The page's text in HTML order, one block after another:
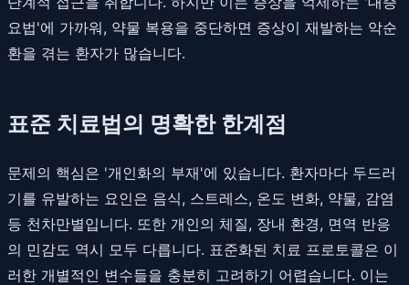
요법'에 가까워, 약물 복용을 중단하면 증상이 재발하는 악순
환을 겪는 환자가 많습니다.
표준 치료법의 명확한 한계점
문제의 핵심은 '개인화의 부재'에 있습니다. 환자마다 두드러
기를 유발하는 요인은 음식, 스트레스, 온도 변화, 약물, 감염
등 천차만별입니다. 또한 개인의 체질, 장내 환경, 면역 반응
의 민감도 역시 모두 다릅니다. 표준화된 치료 프로토콜은 이
러한 개별적인 변수들을 충분히 고려하기 어렵습니다. 이는